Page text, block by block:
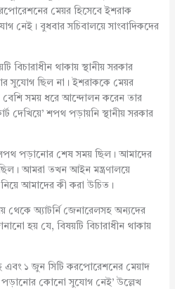
মেয়র হিসেবে ইশরাক
বুধবার সচিবালয়ে সাংবাদিকদের
থাকায় স্থানীয় সরকার
সুযোগ ছিল না। ইশরাককে মেয়র
সময় ধরে আন্দোলন করেন তার
দেখিয়ে’ শপথ পড়ায়নি স্থানীয় সরকার
পড়ানোর শেষ সময় ছিল। আমাদের
আমরা তখন আইন মন্ত্রণালয়ে
নিয়ে আমাদের কী করা উচিত।
অ্যাটর্নি জেনারেলসহ অন্যদের
হয় যে, বিষয়টি বিচারাধীন থাকায়
এবং ১ জুন সিটি করপোরেশনের মেয়াদ
কোনো সুযোগ নেই’ উল্লেখ